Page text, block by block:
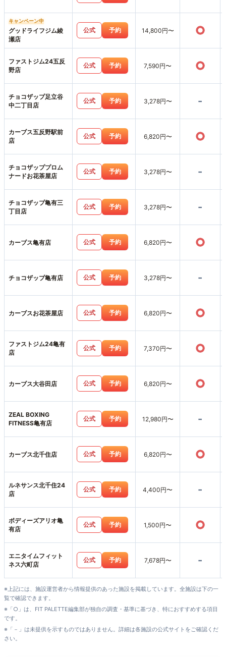
キャンペーン中
グッドライフジム綾
瀬店
公式 予約 14,800円〜 ○
ファストジム24五反
野店
公式 予約 7,590円〜 ○
チョコザップ足立谷
中二丁目店
公式 予約 3,278円〜 -
カーブス五反野駅前
店
公式 予約 6,820円〜 ○
チョコザッププロム
ナードお花茶屋店
公式 予約 3,278円〜 -
チョコザップ亀有三
丁目店
公式 予約 3,278円〜 -
カーブス亀有店 公式 予約 6,820円〜 ○
チョコザップ亀有店 公式 予約 3,278円〜 -
カーブスお花茶屋店 公式 予約 6,820円〜 ○
ファストジム24亀有
店
公式 予約 7,370円〜 ○
カーブス大谷田店 公式 予約 6,820円〜 ○
ZEAL BOXING
FITNESS亀有店
公式 予約 12,980円〜 -
カーブス北千住店 公式 予約 6,820円〜 ○
ルネサンス北千住24
店
公式 予約 4,400円〜 -
ボディーズアリオ亀
有店
公式 予約 1,500円〜 ○
エニタイムフィット
ネス六町店
公式 予約 7,678円〜 -
※上記には、施設運営者から情報提供のあった施設を掲載しています。全施設は下の一
覧で確認できます。
※「○」は、FIT PALETTE編集部が独自の調査・基準に基づき、特におすすめする項目
です。
※「－」は未提供を示すものではありません。詳細は各施設の公式サイトをご確認くだ
さい。